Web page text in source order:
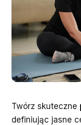
Twórz skuteczne
definiując jasne